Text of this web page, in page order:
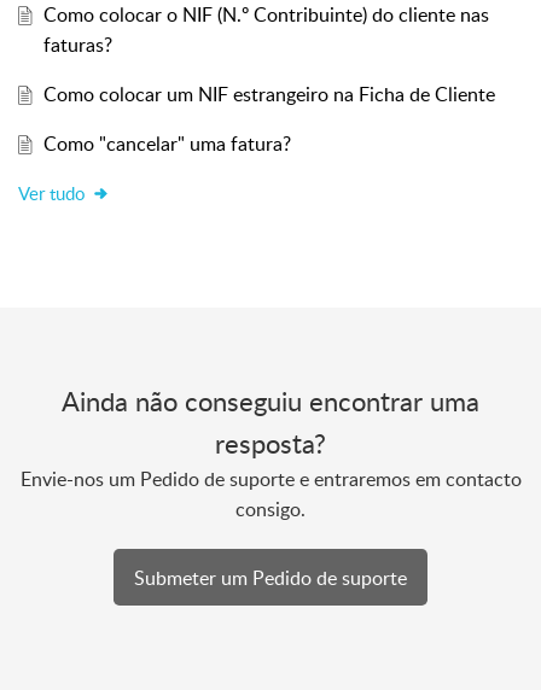
Como colocar o NIF (N.º Contribuinte) do cliente nas
faturas?
Como colocar um NIF estrangeiro na Ficha de Cliente
Como "cancelar" uma fatura?
Ver tudo
Ainda não conseguiu encontrar uma
resposta?
Envie-nos um Pedido de suporte e entraremos em contacto
consigo.
Submeter um Pedido de suporte